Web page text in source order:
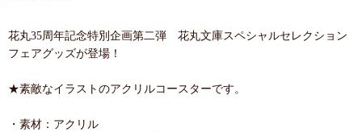
花丸35周年記念特別企画第二弾 花丸文庫スペシャルセレクション
フェアグッズが登場！
★素敵なイラストのアクリルコースターです。
・素材：アクリル